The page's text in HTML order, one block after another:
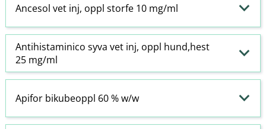
Ancesol vet inj, oppl storfe 10 mg/ml
Antihistaminico syva vet inj, oppl hund,hest
25 mg/ml
Apifor bikubeoppl 60 % w​/​w